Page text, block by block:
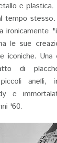
e plastica,
tempo
ironicamente
le sue
iconiche.
di
anelli,
e
'60.